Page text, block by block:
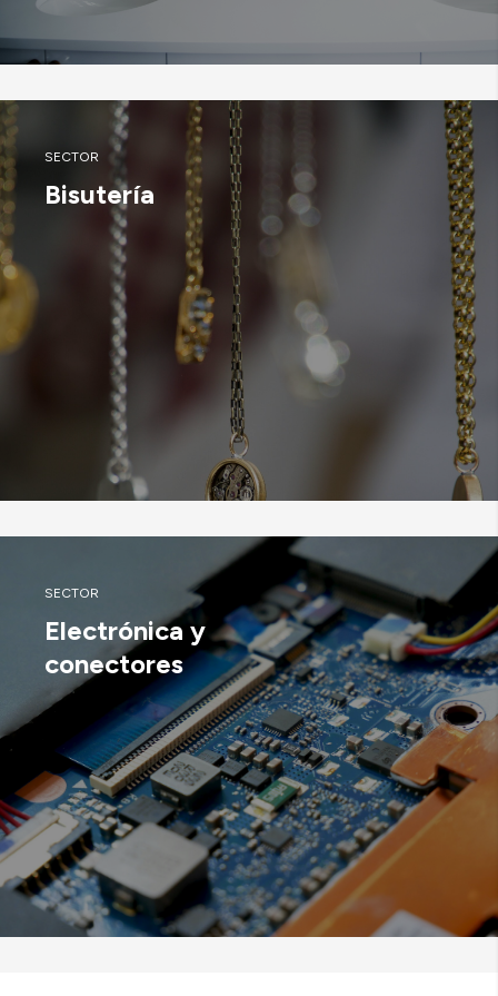
SECTOR
Bisutería
SECTOR
Electrónica y
conectores